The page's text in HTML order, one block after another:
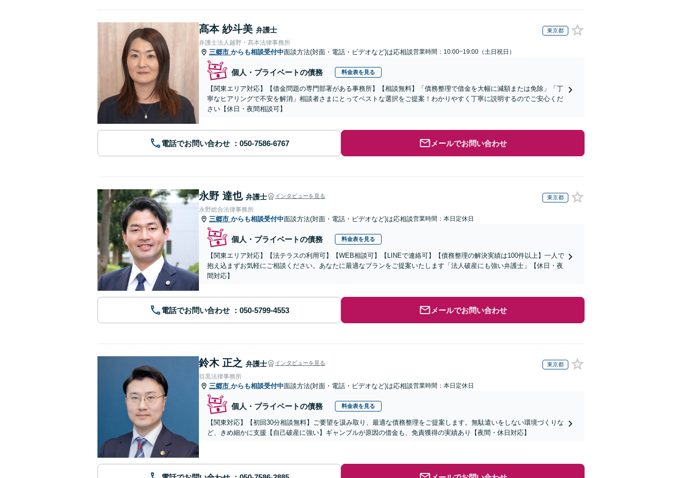
髙本 紗斗美 弁護士 東京都
弁護士法人越野・髙本法律事務所
三郷市 からも相談受付中面談方法(対面・電話・ビデオなど)は応相談営業時間：10:00~19:00（土日祝日）
個人・プライベートの債務 料金表を見る
【関東エリア対応】【借金問題の専門部署がある事務所】【相談無料】「債務整理で借金を大幅に減額または免除」「丁
寧なヒアリングで不安を解消」相談者さまにとってベストな選択をご提案！わかりやすく丁寧に説明するのでご安心くだ
さい【休日・夜間相談可】
電話でお問い合わせ メールでお問い合わせ
永野 達也 弁護士 インタビューを見る 東京都
永野総合法律事務所
三郷市 からも相談受付中面談方法(対面・電話・ビデオなど)は応相談営業時間：本日定休日
個人・プライベートの債務 料金表を見る
【関東エリア対応】【法テラスの利用可】【WEB相談可】【LINEで連絡可】【債務整理の解決実績は100件以上】一人で
抱え込まずお気軽にご相談ください。あなたに最適なプランをご提案いたします「法人破産にも強い弁護士」【休日・夜
間対応】
電話でお問い合わせ メールでお問い合わせ
鈴木 正之 弁護士 インタビューを見る 東京都
目黒法律事務所
三郷市 からも相談受付中面談方法(対面・電話・ビデオなど)は応相談営業時間：本日定休日
個人・プライベートの債務 料金表を見る
【関東対応】【初回30分相談無料】ご要望を汲み取り、最適な債務整理をご提案します。無駄遣いをしない環境づくりな
ど、きめ細かに支援【自己破産に強い】ギャンブルが原因の借金も、免責獲得の実績あり【夜間・休日対応】